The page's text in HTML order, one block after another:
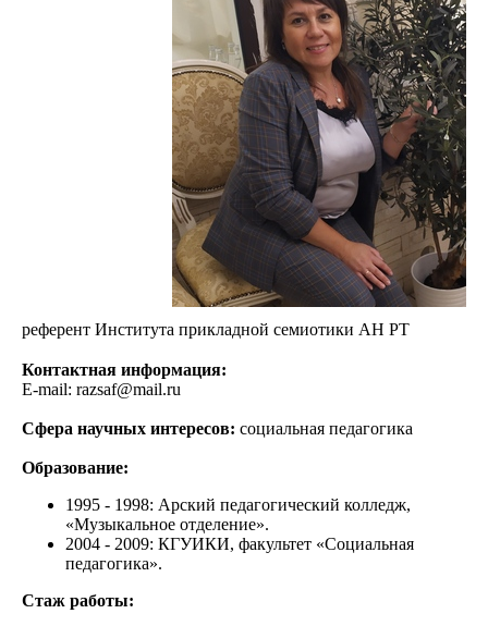
референт Института прикладной семиотики АН РТ
Контактная информация:
E-mail: razsaf@mail.ru
Сфера научных интересов: социальная педагогика
Образование:
1995 - 1998: Арский педагогический колледж,
«Музыкальное отделение».
2004 - 2009: КГУИКИ, факультет «Социальная
педагогика».
Стаж работы: